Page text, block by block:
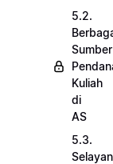
5.2.
Sumber
Kuliah
di
AS
5.3.